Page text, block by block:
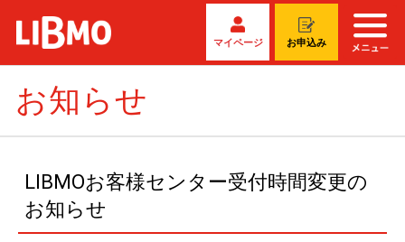
マイページ お申込み
お知らせ
LIBMOお客様センター受付時間変更の
お知らせ